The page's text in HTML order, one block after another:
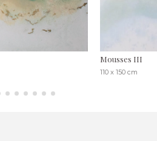
Mousses III
110 x 150 cm